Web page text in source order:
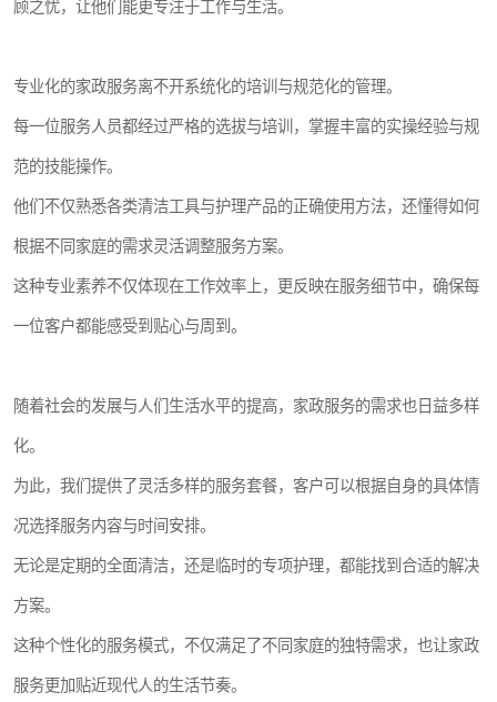
顾之忧，让他们能更专注于工作与生活。
专业化的家政服务离不开系统化的培训与规范化的管理。
每一位服务人员都经过严格的选拔与培训，掌握丰富的实操经验与规
范的技能操作。
他们不仅熟悉各类清洁工具与护理产品的正确使用方法，还懂得如何
根据不同家庭的需求灵活调整服务方案。
这种专业素养不仅体现在工作效率上，更反映在服务细节中，确保每
一位客户都能感受到贴心与周到。
随着社会的发展与人们生活水平的提高，家政服务的需求也日益多样
化。
为此，我们提供了灵活多样的服务套餐，客户可以根据自身的具体情
况选择服务内容与时间安排。
无论是定期的全面清洁，还是临时的专项护理，都能找到合适的解决
方案。
这种个性化的服务模式，不仅满足了不同家庭的独特需求，也让家政
服务更加贴近现代人的生活节奏。